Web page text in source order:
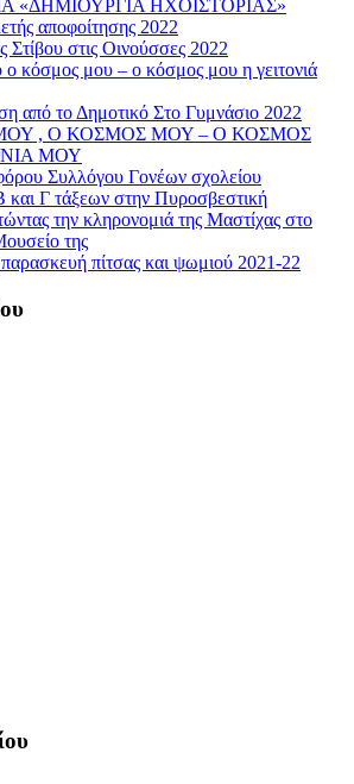
«ΔΗΜΙΟΥΡΓΙΑ ΗΧΟΪΣΤΟΡΙΑΣ»
αποφοίτησης 2022
Στίβου στις Οινούσσες 2022
ο κόσμος μου – ο κόσμος μου η γειτονιά
από το Δημοτικό Στο Γυμνάσιο 2022
, Ο ΚΟΣΜΟΣ ΜΟΥ – Ο ΚΟΣΜΟΣ
ΜΟΥ
Συλλόγου Γονέων σχολείου
Γ τάξεων στην Πυροσβεστική
την κληρονομιά της Μαστίχας στο
της
πίτσας και ψωμιού 2021-22